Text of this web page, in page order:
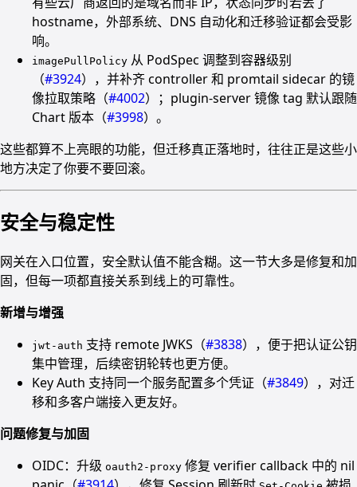
hostname，外部系统、DNS 自动化和迁移验证都会受影
响。
imagePullPolicy 从 PodSpec 调整到容器级别
（#3924），并补齐 controller 和 promtail sidecar 的镜
像拉取策略（#4002）；plugin-server 镜像 tag 默认跟随
Chart 版本（#3998）。
这些都算不上亮眼的功能，但迁移真正落地时，往往正是这些小
地方决定了你要不要回滚。
安全与稳定性
网关在入口位置，安全默认值不能含糊。这一节大多是修复和加
固，但每一项都直接关系到线上的可靠性。
新增与增强
jwt-auth 支持 remote JWKS（#3838），便于把认证公钥
集中管理，后续密钥轮转也更方便。
Key Auth 支持同一个服务配置多个凭证（#3849），对迁
移和多客户端接入更友好。
问题修复与加固
OIDC：升级 oauth2-proxy 修复 verifier callback 中的 nil